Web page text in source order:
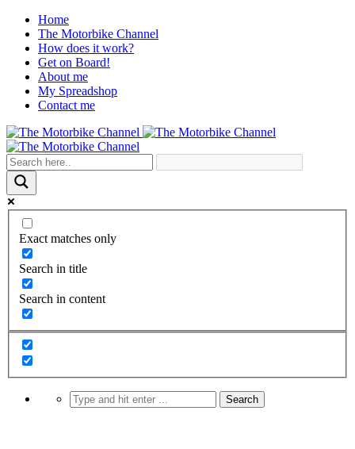
Home
The Motorbike Channel
How does it work?
Get on Board!
About me
My Spreadshop
Contact me
Exact matches only
Search in title
Search in content